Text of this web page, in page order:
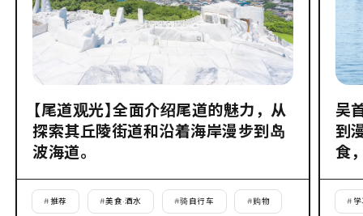
【尾道观光】全面介绍尾道的魅力，从
探索其丘陵街道和沿着海岸漫步到岛
波海道。
#推荐 #美食·酒水 #骑自行车 #购物
吴
到
食
# 学